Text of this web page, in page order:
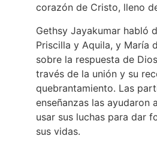
corazón de Cristo, lleno
Gethsy Jayakumar habló
Priscilla y Aquila, y María
sobre la respuesta de
través de la unión y su
quebrantamiento. Las
enseñanzas las ayudaron
usar sus luchas para dar
sus vidas.